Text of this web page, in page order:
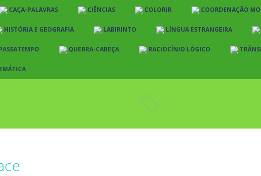
CAÇA-PALAVRAS CIÊNCIAS COLORIR COORDENAÇÃO
HISTÓRIA E GEOGRAFIA LABIRINTO LÍNGUA ESTRANGEIRA
QUEBRA-CABEÇA RACIOCÍNIO LÓGICO